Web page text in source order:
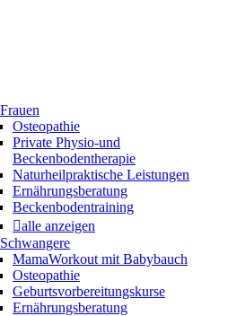
Osteopathie
Private Physio-und
Beckenbodentherapie
Naturheilpraktische Leistungen
Ernährungsberatung
Beckenbodentraining
alle anzeigen
MamaWorkout mit Babybauch
Osteopathie
Geburtsvorbereitungskurse
Ernährungsberatung